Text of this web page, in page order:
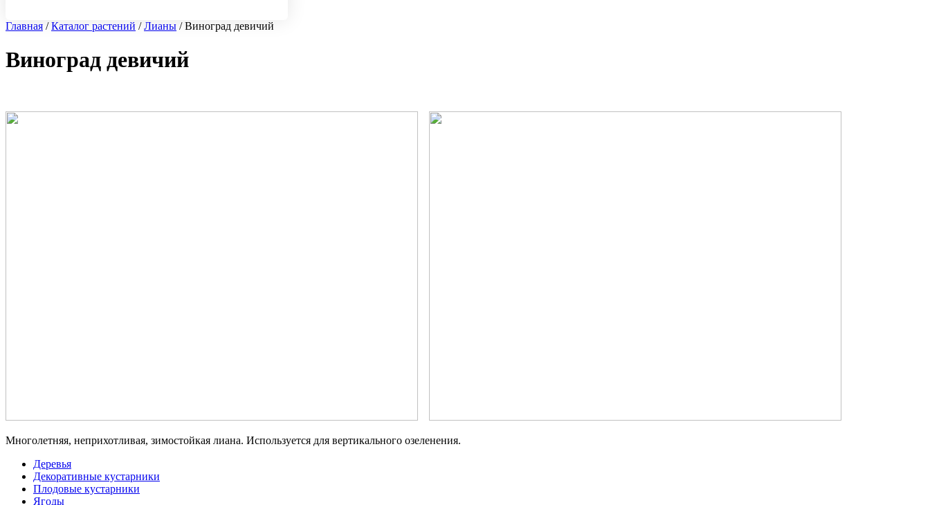
Главная /Каталог растений /Лианы /Виноград девичий
Виноград девичий
Многолетняя, неприхотливая, зимостойкая лиана. Используется для вертикального озеленения.
Деревья
Декоративные кустарники
Плодовые кустарники
Ягоды